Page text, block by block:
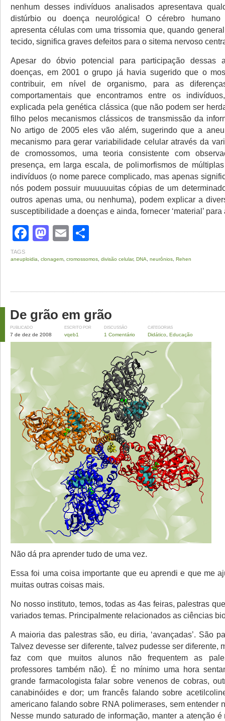
nenhum desses indivíduos analisados apresentava
distúrbio ou doença neurológica! O cérebro humano
apresenta células com uma trissomia que, quando
tecido, significa graves defeitos para o sitema nervoso
Apesar do óbvio potencial para participação dessas
doenças, em 2001 o grupo já havia sugerido que o
contribuir, em nível de organismo, para as
comportamentais que encontramos entre os
explicada pela genética clássica (que não podem ser
filho pelos mecanismos clássicos de transmissão da
No artigo de 2005 eles vão além, sugerindo que a
mecanismo para gerar variabilidade celular através da
de cromossomos, uma teoria consistente com
presença, em larga escala, de polimorfismos de
indivíduos (o nome parece complicado, mas apenas
nós podem possuir muuuuuitas cópias de um
outros apenas uma, ou nenhuma), podem explicar a
susceptibilidade a doenças e ainda, fornecer ‘material’
Facebook
Mastodon
Email
TAGS
aneuploidia clonagem cromossomos divisão celular, DNA neurônios Rehen
De grão em grão
PUBLICADO
7 de dez de 2008
ESCRITO POR
vqeb1
DISCUSSÃO
1 Comentário
CATEGORIAS
Didático Educação
Não dá pra aprender tudo de uma vez.
Essa foi uma coisa importante que eu aprendi e que me
muitas outras coisas mais.
No nosso instituto, temos, todas as 4as feiras, palestras
variados temas. Principalmente relacionados as ciências
A maioria das palestras são, eu diria, ‘avançadas’. São
Talvez devesse ser diferente, talvez pudesse ser diferente,
faz com que muitos alunos não frequentem as
professores também não). É no mínimo uma hora
grande farmacologista falar sobre venenos de cobras,
canabinóides e dor; um francês falando sobre
americano falando sobre RNA polimerases, sem entender
Nesse mundo saturado de informação, manter a atenção